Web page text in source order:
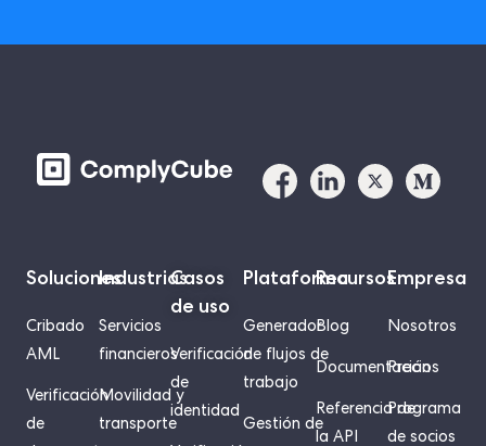
Soluciones
Cribado
AML
Verificación
de
Industrias
Servicios
financieros
Movilidad y
transporte
Casos
de uso
Verificación
de
identidad
Plataforma
Generador
de flujos de
trabajo
Gestión de
Recursos
Blog
Documentación
Referencia de
la API
Empresa
Nosotros
Precios
Programa
de socios